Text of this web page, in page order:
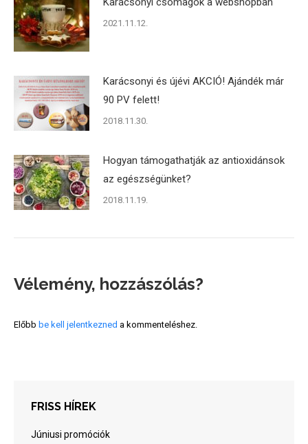
2021.11.12.
Karácsonyi és újévi AKCIÓ! Ajándék már
90 PV felett!
2018.11.30.
Hogyan támogathatják az antioxidánsok
az egészségünket?
2018.11.19.
Vélemény, hozzászólás?
Előbb be kell jelentkezned a kommenteléshez.
FRISS HÍREK
Júniusi promóciók